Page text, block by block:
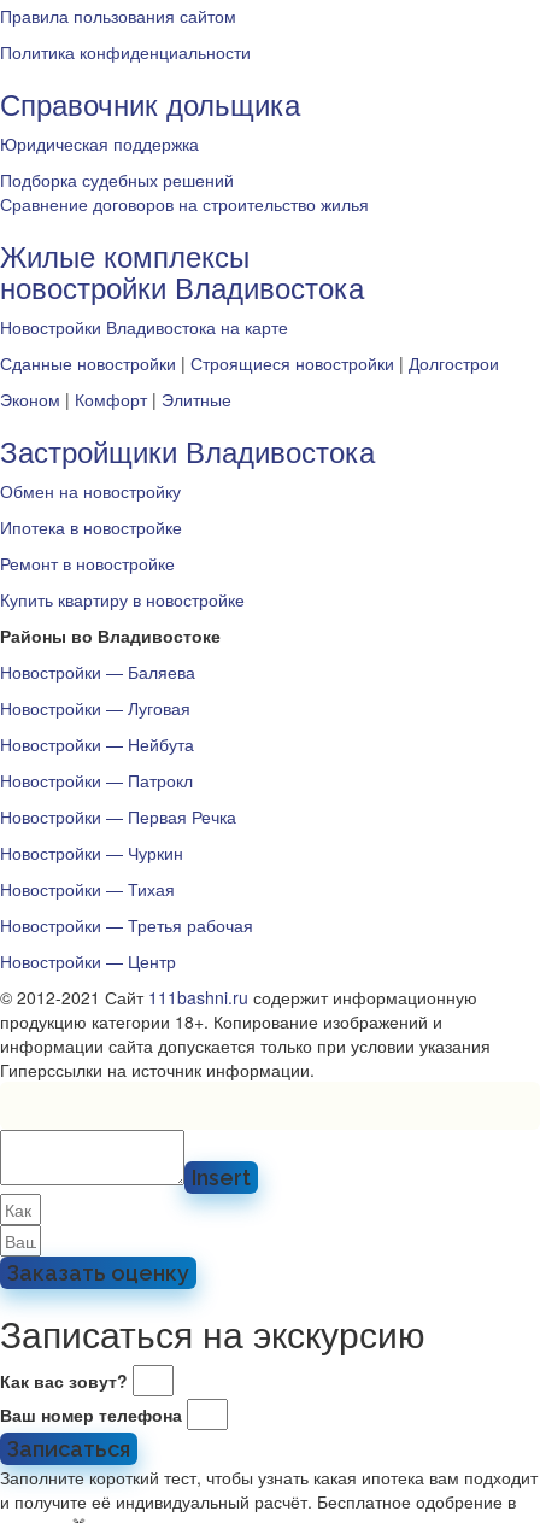
Правила пользования сайтом
Политика конфиденциальности
Справочник дольщика
Юридическая поддержка
Подборка судебных решений
Сравнение договоров на строительство жилья
Жилые комплексы
новостройки Владивостока
Новостройки Владивостока на карте
Сданные новостройки | Строящиеся новостройки | Долгострои
Эконом | Комфорт| Элитные
Застройщики Владивостока
Обмен на новостройку
Ипотека в новостройке
Ремонт в новостройке
Купить квартиру в новостройке
Районы во Владивостоке
Новостройки — Баляева
Новостройки — Луговая
Новостройки — Нейбута
Новостройки — Патрокл
Новостройки — Первая Речка
Новостройки — Чуркин
Новостройки — Тихая
Новостройки — Третья рабочая
Новостройки — Центр
© 2012-2021 Сайт 111bashni.ru содержит информационную
продукцию категории 18+. Копирование изображений и
информации сайта допускается только при условии указания
Гиперссылки на источник информации.
Insert
Заказать оценку
Записаться на экскурсию
Как вас зовут?
Ваш номер телефона
Записаться
Заполните короткий тест, чтобы узнать какая ипотека вам подходит
и получите её индивидуальный расчёт. Бесплатное одобрение в